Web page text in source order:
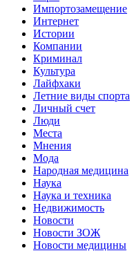
Импортозамещение
Интернет
Истории
Компании
Криминал
Культура
Лайфхаки
Летние виды спорта
Личный счет
Люди
Места
Мнения
Мода
Народная медицина
Наука
Наука и техника
Недвижимость
Новости
Новости ЗОЖ
Новости медицины